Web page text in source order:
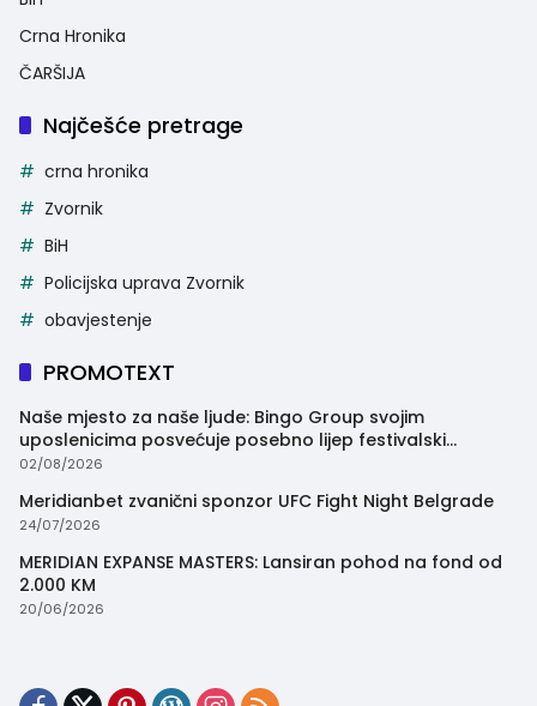
Crna Hronika
ČARŠIJA
Najčešće pretrage
crna hronika
Zvornik
BiH
Policijska uprava Zvornik
obavjestenje
PROMOTEXT
Naše mjesto za naše ljude: Bingo Group svojim
uposlenicima posvećuje posebno lijep festivalski
trenutak
02/08/2026
Meridianbet zvanični sponzor UFC Fight Night Belgrade
24/07/2026
MERIDIAN EXPANSE MASTERS: Lansiran pohod na fond od
2.000 KM
20/06/2026